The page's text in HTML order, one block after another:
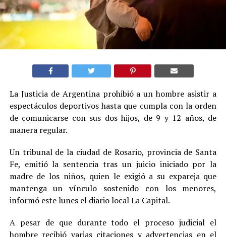
La Justicia de Argentina prohibió a un hombre asistir a
espectáculos deportivos hasta que cumpla con la orden
de comunicarse con sus dos hijos, de 9 y 12 años, de
manera regular.
Un tribunal de la ciudad de Rosario, provincia de Santa
Fe, emitió la sentencia tras un juicio iniciado por la
madre de los niños, quien le exigió a su expareja que
mantenga un vínculo sostenido con los menores,
informó este lunes el diario local La Capital.
A pesar de que durante todo el proceso judicial el
hombre recibió varias citaciones y advertencias en el